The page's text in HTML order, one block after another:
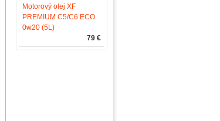
Motorový olej XF
PREMIUM C5/C6 ECO
0w20 (5L)
79 €